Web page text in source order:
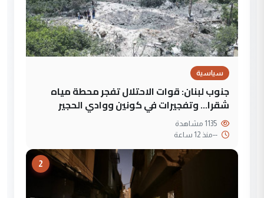
سياسية
جنوب لبنان: قوات الاحتلال تفجر محطة مياه
شقرا… وتفجيرات في كونين ووادي الحجير
--منذ 12 ساعة
2